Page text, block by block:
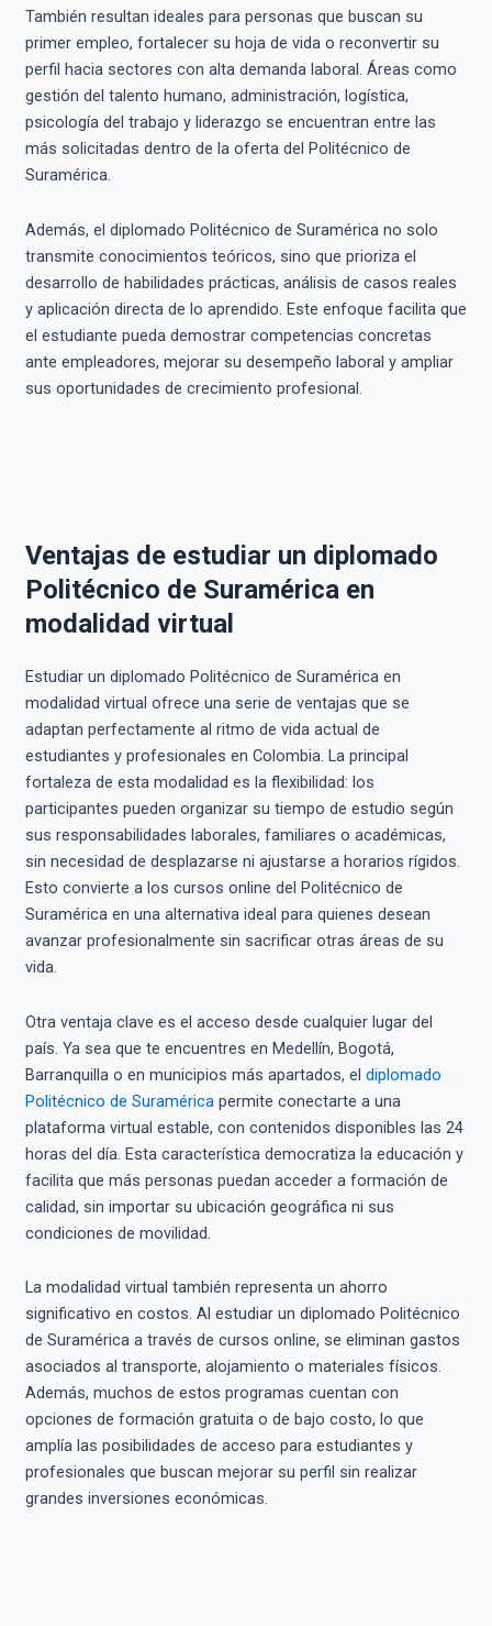
También resultan ideales para personas que buscan su
primer empleo, fortalecer su hoja de vida o reconvertir su
perfil hacia sectores con alta demanda laboral. Áreas como
gestión del talento humano, administración, logística,
psicología del trabajo y liderazgo se encuentran entre las
más solicitadas dentro de la oferta del Politécnico de
Suramérica.
Además, el diplomado Politécnico de Suramérica no solo
transmite conocimientos teóricos, sino que prioriza el
desarrollo de habilidades prácticas, análisis de casos reales
y aplicación directa de lo aprendido. Este enfoque facilita que
el estudiante pueda demostrar competencias concretas
ante empleadores, mejorar su desempeño laboral y ampliar
sus oportunidades de crecimiento profesional.
Ventajas de estudiar un diplomado
Politécnico de Suramérica en
modalidad virtual
Estudiar un diplomado Politécnico de Suramérica en
modalidad virtual ofrece una serie de ventajas que se
adaptan perfectamente al ritmo de vida actual de
estudiantes y profesionales en Colombia. La principal
fortaleza de esta modalidad es la flexibilidad: los
participantes pueden organizar su tiempo de estudio según
sus responsabilidades laborales, familiares o académicas,
sin necesidad de desplazarse ni ajustarse a horarios rígidos.
Esto convierte a los cursos online del Politécnico de
Suramérica en una alternativa ideal para quienes desean
avanzar profesionalmente sin sacrificar otras áreas de su
vida.
Otra ventaja clave es el acceso desde cualquier lugar del
país. Ya sea que te encuentres en Medellín, Bogotá,
Barranquilla o en municipios más apartados, el diplomado
Politécnico de Suraméricapermite conectarte a una
plataforma virtual estable, con contenidos disponibles las 24
horas del día. Esta característica democratiza la educación y
facilita que más personas puedan acceder a formación de
calidad, sin importar su ubicación geográfica ni sus
condiciones de movilidad.
La modalidad virtual también representa un ahorro
significativo en costos. Al estudiar un diplomado Politécnico
de Suramérica a través de cursos online, se eliminan gastos
asociados al transporte, alojamiento o materiales físicos.
Además, muchos de estos programas cuentan con
opciones de formación gratuita o de bajo costo, lo que
amplía las posibilidades de acceso para estudiantes y
profesionales que buscan mejorar su perfil sin realizar
grandes inversiones económicas.